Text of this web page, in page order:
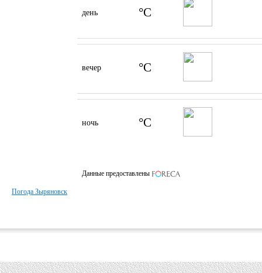
день °C
вечер °C
ночь °C
Данные предоставлены
Погода Зыряновск